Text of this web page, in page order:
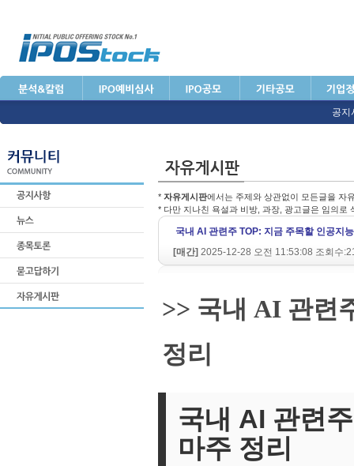
공지
* 자유게시판에서는 주제와 상관없이 모든글을 자
* 다만 지나친 욕설과 비방, 과장, 광고글은 임의로
국내 AI 관련주 TOP: 지금 주목할 인공지
[매간] 2025-12-28 오전 11:53:08 조회수
>> 국내 AI 관련
정리
국내 AI 관련
마주 정리